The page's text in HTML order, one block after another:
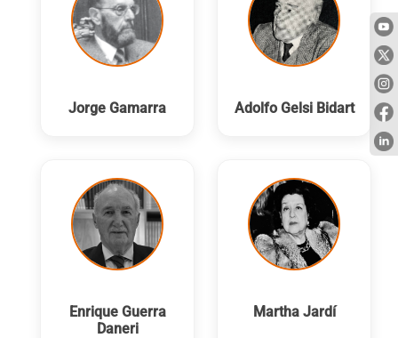
Jorge Gamarra Adolfo Gelsi Bidart
Enrique Guerra
Daneri
Martha Jardí